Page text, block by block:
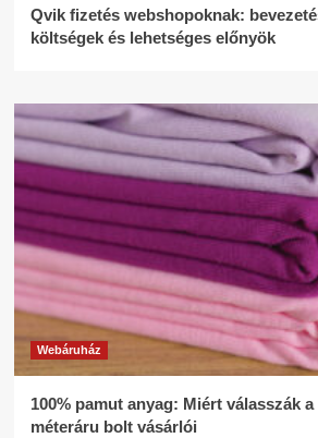
Qvik fizetés webshopoknak:
költségek és lehetséges előnyök
Webáruház
100% pamut anyag: Miért válasszák a
méteráru bolt vásárlói